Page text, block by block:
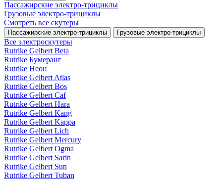
Пассажирские электро‑трициклы
Грузовые электро‑трициклы
Смотреть все скутеры
Пассажирские электро‑трициклы Грузовые электро‑трициклы
Все электро­скутеры
Rutrike Gelbert Beta
Rutrike Бумеранг
Rutrike Неон
Rutrike Gelbert Atlas
Rutrike Gelbert Bos
Rutrike Gelbert Caf
Rutrike Gelbert Hara
Rutrike Gelbert Kang
Rutrike Gelbert Kappa
Rutrike Gelbert Lich
Rutrike Gelbert Mercury
Rutrike Gelbert Ogma
Rutrike Gelbert Sarin
Rutrike Gelbert Sun
Rutrike Gelbert Tuban